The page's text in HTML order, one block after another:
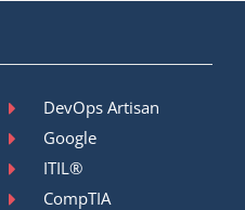
DevOps Artisan
Google
ITIL®
CompTIA